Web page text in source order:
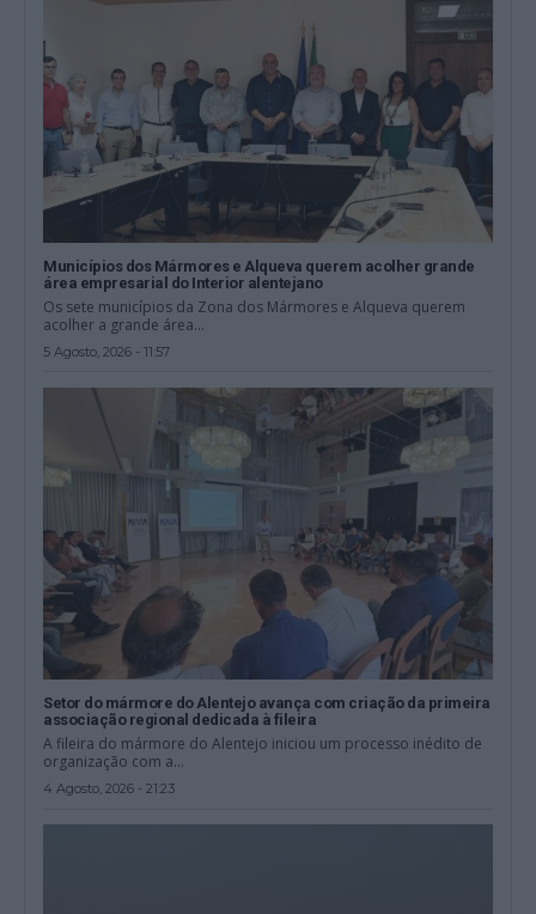
Municípios dos Mármores e Alqueva querem acolher grande
área empresarial do Interior alentejano
Os sete municípios da Zona dos Mármores e Alqueva querem
acolher a grande área...
5 Agosto, 2026 - 11:57
Setor do mármore do Alentejo avança com criação da primeira
associação regional dedicada à fileira
A fileira do mármore do Alentejo iniciou um processo inédito de
organização com a...
4 Agosto, 2026 - 21:23